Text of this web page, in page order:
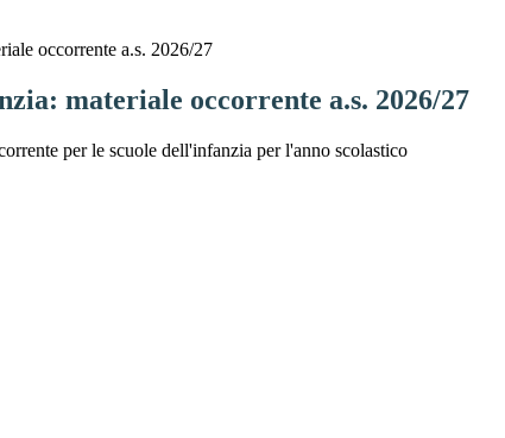
occorrente a.s. 2026/27
materiale occorrente a.s. 2026/27
per le scuole dell'infanzia per l'anno scolastico